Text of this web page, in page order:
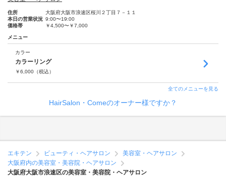
住所
大阪府大阪市浪速区桜川２丁目７－１１
本日の営業状況 9:00〜19:00
価格帯
￥4,500〜￥7,000
メニュー
カラー
カラーリング
￥6,000 （税込）
全てのメニューを見る
HairSalon・Comeのオーナー様ですか？
エキテン ビューティ・ヘアサロン
美容室・ヘアサロン
大阪府内の美容室・美容院・ヘアサロン
大阪府大阪市浪速区の美容室・美容院・ヘアサロン